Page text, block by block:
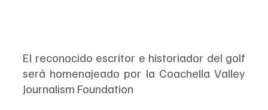
El reconocido escritor e historiador del golf
será homenajeado por la Coachella Valley
Journalism Foundation